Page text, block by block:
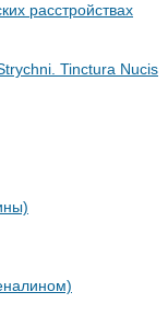
расстройствах
Tinctura Nucis